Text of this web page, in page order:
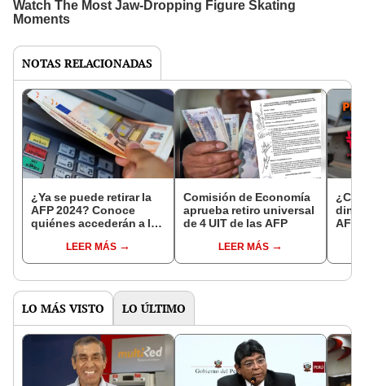
NOTAS RELACIONADAS
¿Ya se puede retirar la
AFP 2024? Conoce
quiénes accederán a la
desde cuándo
LEER MÁS
Comisión de Economía
aprueba retiro universal
de 4 UIT de las AFP
LEER MÁS
LO MÁS VISTO LO ÚLTIMO